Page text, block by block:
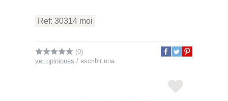
Ref: 30314 moi
(0)
ver opiniones / escribir una